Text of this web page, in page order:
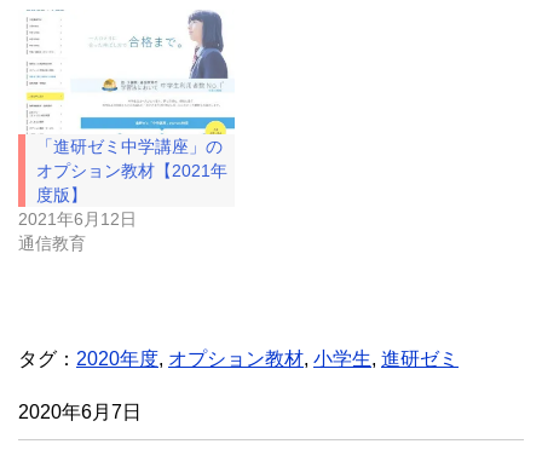
ン
ド
ウ
で
開
き
ま
す
)
い
新
し
い
ウ
ィ
ン
ド
ウ
開
き
「進研ゼミ中学講座」の
オプション教材【2021年
度版】
2021年6月12日
通信教育
タグ： 2020年度, オプション教材, 小学生, 進研ゼミ
2020年6月7日